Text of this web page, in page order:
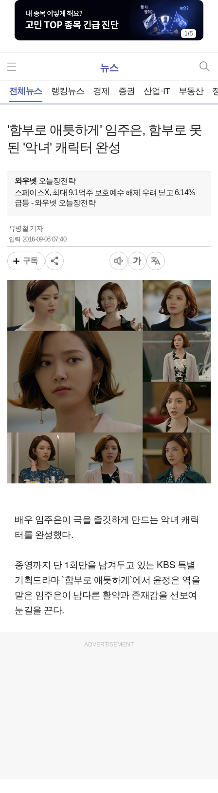
1/5
뉴스
전체뉴스 랭킹뉴스 경제 증권 산업·IT 부동산
'함부로 애틋하게' 임주은, 함부로 못
된 '악녀' 캐릭터 완성
와우넷 오늘장전략
스페이스X, 최대 9.1억주 보호예수 해제 우려 딛고 6.14%
급등 - 와우넷 오늘장전략
유병철 기자
입력2016-09-08 07:40
구독
배우 임주은이 극을 졸깃하게 만드는 악녀 캐릭
터를 완성했다.
종영까지 단 1회만을 남겨두고 있는 KBS 특별
기획드라마 `함부로 애틋하게`에서 윤정은 역을
맡은 임주은이 남다른 활약과 존재감을 선보여
눈길을 끈다.
ADVERTISEMENT